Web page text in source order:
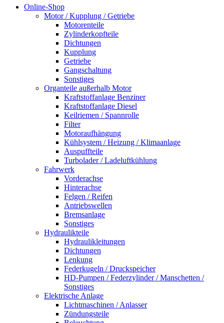
Online-Shop
Motor / Kupplung / Getriebe
Motorenteile
Zylinderkopfteile
Dichtungen
Kupplung
Getriebe
Gangschaltung
Sonstiges
Organteile außerhalb Motor
Kraftstoffanlage Benziner
Kraftstoffanlage Diesel
Keilriemen / Spannrolle
Filter
Motoraufhängung
Kühlsystem / Heizung / Klimaanlage
Auspuffteile
Turbolader / Ladeluftkühlung
Fahrwerk
Vorderachse
Hinterachse
Felgen / Reifen
Antriebswellen
Bremsanlage
Sonstiges
Hydraulikteile
Hydraulikleitungen
Dichtungen
Lenkung
Federkugeln / Druckspeicher
HD-Pumpen / Federzylinder / Manschetten /
Sonstiges
Elektrische Anlage
Lichtmaschinen / Anlasser
Zündungsteile